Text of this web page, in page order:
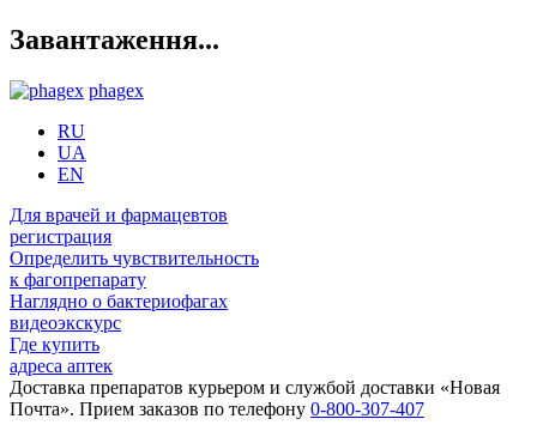
Завантаження...
phagex
RU
UA
EN
Для врачей и фармацевтов
регистрация
Определить чувствительность
к фагопрепарату
Наглядно о бактериофагах
видеоэкскурс
Где купить
адреса аптек
Доставка препаратов курьером и службой доставки «Новая
Почта». Прием заказов по телефону 0-800-307-407